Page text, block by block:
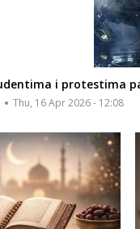
i protestima
Thu, 16 Apr 2026 - 12:08